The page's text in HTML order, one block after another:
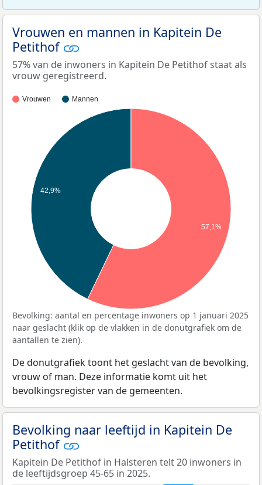
Vrouwen en mannen in Kapitein De
Petithof
57% van de inwoners in Kapitein De Petithof staat als
vrouw geregistreerd.
Vrouwen Mannen
42,9%
57,1%
Bevolking: aantal en percentage inwoners op 1 januari 2025
naar geslacht (klik op de vlakken in de donutgrafiek om de
aantallen te zien).
De donutgrafiek toont het geslacht van de bevolking,
vrouw of man. Deze informatie komt uit het
bevolkingsregister van de gemeenten.
Bevolking naar leeftijd in Kapitein De
Petithof
Kapitein De Petithof in Halsteren telt 20 inwoners in
de leeftijdsgroep 45-65 in 2025.